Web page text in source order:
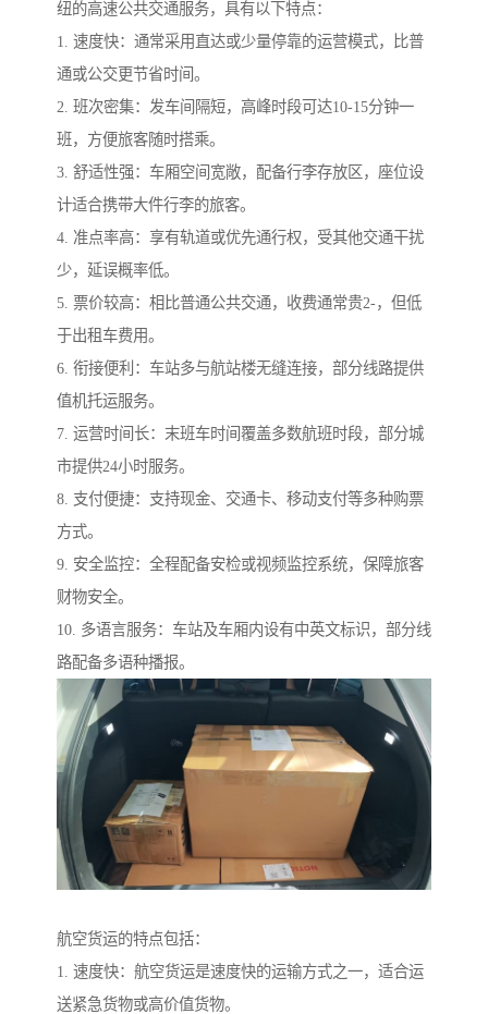
纽的高速公共交通服务，具有以下特点：
1. 速度快：通常采用直达或少量停靠的运营模式，比普
通或公交更节省时间。
2. 班次密集：发车间隔短，高峰时段可达10-15分钟一
班，方便旅客随时搭乘。
3. 舒适性强：车厢空间宽敞，配备行李存放区，座位设
计适合携带大件行李的旅客。
4. 准点率高：享有轨道或优先通行权，受其他交通干扰
少，延误概率低。
5. 票价较高：相比普通公共交通，收费通常贵2-，但低
于出租车费用。
6. 衔接便利：车站多与航站楼无缝连接，部分线路提供
值机托运服务。
7. 运营时间长：末班车时间覆盖多数航班时段，部分城
市提供24小时服务。
8. 支付便捷：支持现金、交通卡、移动支付等多种购票
方式。
9. 安全监控：全程配备安检或视频监控系统，保障旅客
财物安全。
10. 多语言服务：车站及车厢内设有中英文标识，部分线
路配备多语种播报。
航空货运的特点包括：
1. 速度快：航空货运是速度快的运输方式之一，适合运
送紧急货物或高价值货物。